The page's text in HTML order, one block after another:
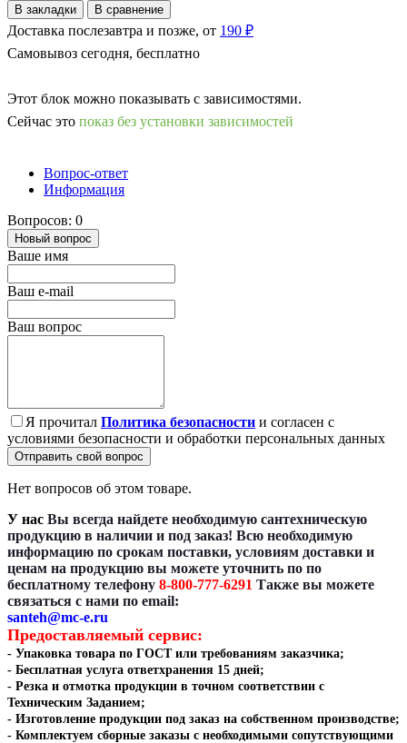
В закладки
В сравнение
Доставка послезавтра и позже, от 190 ₽
Самовывоз сегодня, бесплатно
Этот блок можно показывать с зависимостями.
Сейчас это показ без установки зависимостей
Вопрос-ответ
Информация
Вопросов: 0
Новый вопрос
Ваше имя
Ваш e-mail
Ваш вопрос
Я прочитал Политика безопасности и согласен с
условиями безопасности и обработки персональных данных
Отправить свой вопрос
Нет вопросов об этом товаре.
У нас Вы всегда найдете необходимую сантехническую
продукцию в наличии и под заказ! Всю необходимую
информацию по срокам поставки, условиям доставки и
ценам на продукцию вы можете уточнить по по
бесплатному телефону 8-800-777-6291 Также вы можете
связаться с нами по email:
santeh@mc-e.ru
Предоставляемый сервис:
- Упаковка товара по ГОСТ или требованиям заказчика;
- Бесплатная услуга ответхранения 15 дней;
- Резка и отмотка продукции в точном соответствии с
Техническим Заданием;
- Изготовление продукции под заказ на собственном производстве;
- Комплектуем сборные заказы с необходимыми сопутствующими